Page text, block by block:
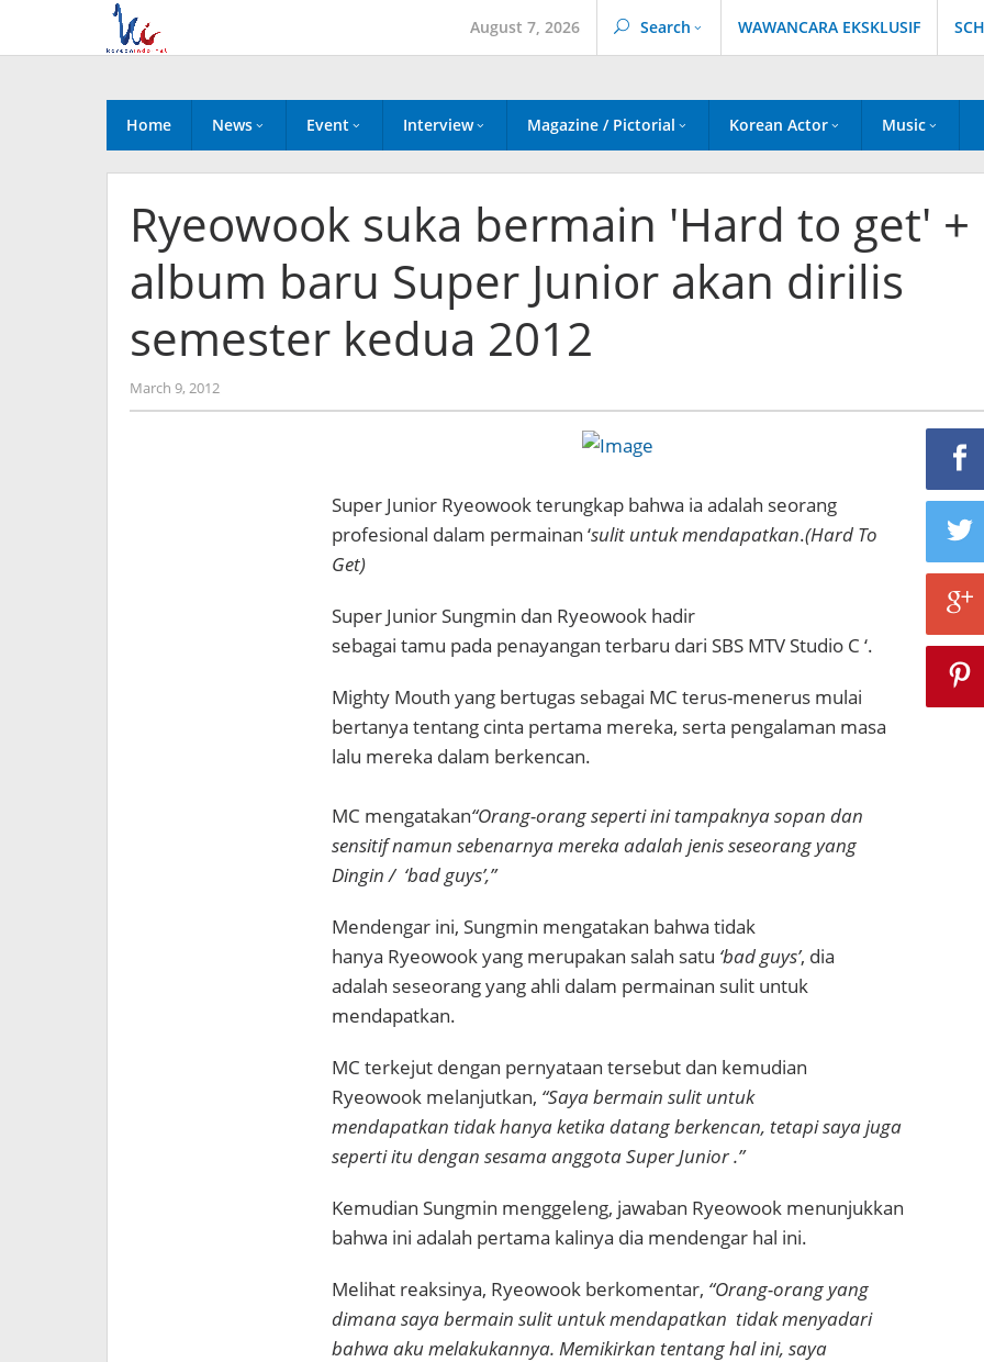
content
August 7, 2026 Search WAWANCARA EKSKLUSIF
Home News Event Interview Magazine / Pictorial Korean Actor Music
Ryeowook suka bermain 'Hard to get' +
album baru Super Junior akan dirilis
semester kedua 2012
March 9, 2012by
Koreanindo
Super Junior Ryeowook terungkap bahwa ia adalah seorang
profesional dalam permainan ‘sulit untuk mendapatkan.(Hard To
Get)
Super Junior Sungmin dan Ryeowook hadir
sebagai tamu pada penayangan terbaru dari SBS MTV Studio C ‘.
Mighty Mouth yang bertugas sebagai MC terus-menerus mulai
bertanya tentang cinta pertama mereka, serta pengalaman masa
lalu mereka dalam berkencan.
MC mengatakan“Orang-orang seperti ini tampaknya sopan dan
sensitif namun sebenarnya mereka adalah jenis seseorang yang
Dingin / ‘bad guys’,”
Mendengar ini, Sungmin mengatakan bahwa tidak
hanya Ryeowook yang merupakan salah satu ‘bad guys’, dia
adalah seseorang yang ahli dalam permainan sulit untuk
mendapatkan.
MC terkejut dengan pernyataan tersebut dan kemudian
Ryeowook melanjutkan, “Saya bermain sulit untuk
mendapatkan tidak hanya ketika datang berkencan, tetapi saya juga
seperti itu dengan sesama anggota Super Junior .”
Kemudian Sungmin menggeleng, jawaban Ryeowook menunjukkan
bahwa ini adalah pertama kalinya dia mendengar hal ini.
Melihat reaksinya, Ryeowook berkomentar, “Orang-orang yang
dimana saya bermain sulit untuk mendapatkan tidak menyadari
bahwa aku melakukannya. Memikirkan tentang hal ini, saya